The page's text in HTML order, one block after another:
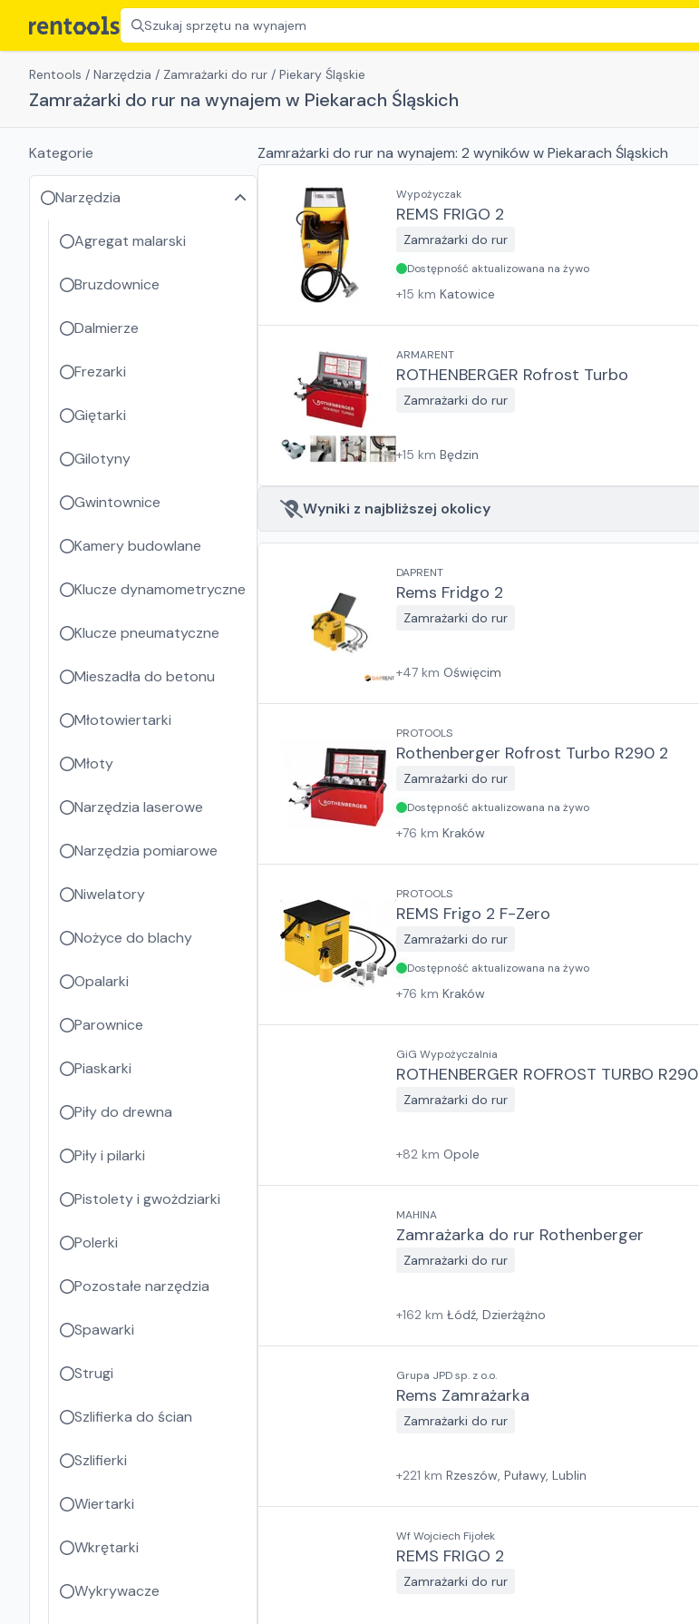
Szukaj sprzętu na wynajem
Rentools / Narzędzia / Zamrażarki do rur / Piekary Śląskie
Zamrażarki do rur na wynajem w Piekarach Śląskich
Zamrażarki do rurna wynajem: 2 wynikóww Piekarach Śląskich
Wypożyczak
REMS FRIGO 2
Zamrażarki do rur
Dostępność aktualizowana na żywo
+15 km Katowice
ARMARENT
ROTHENBERGER Rofrost Turbo
Zamrażarki do rur
+15 km Będzin
Wyniki z najbliższej okolicy
DAPRENT
Rems Fridgo 2
Zamrażarki do rur
+47 km Oświęcim
PROTOOLS
Rothenberger Rofrost Turbo R290 2
Zamrażarki do rur
Dostępność aktualizowana na żywo
+76 km Kraków
PROTOOLS
REMS Frigo 2 F-Zero
Zamrażarki do rur
Dostępność aktualizowana na żywo
+76 km Kraków
GiG Wypożyczalnia
ROTHENBERGER ROFROST TURBO R290
Zamrażarki do rur
+82 km Opole
MAHINA
Zamrażarka do rur Rothenberger
Zamrażarki do rur
+162 km Łódź, Dzierżążno
Grupa JPD sp. z o.o.
Rems Zamrażarka
Zamrażarki do rur
+221 km Rzeszów, Puławy, Lublin
Wf Wojciech Fijołek
REMS FRIGO 2
Zamrażarki do rur
Kategorie
Narzędzia
Agregat malarski
Bruzdownice
Dalmierze
Frezarki
Giętarki
Gilotyny
Gwintownice
Kamery budowlane
Klucze dynamometryczne
Klucze pneumatyczne
Mieszadła do betonu
Młotowiertarki
Młoty
Narzędzia laserowe
Narzędzia pomiarowe
Niwelatory
Nożyce do blachy
Opalarki
Parownice
Piaskarki
Piły do drewna
Piły i pilarki
Pistolety i gwożdziarki
Polerki
Pozostałe narzędzia
Spawarki
Strugi
Szlifierka do ścian
Szlifierki
Wiertarki
Wkrętarki
Wykrywacze